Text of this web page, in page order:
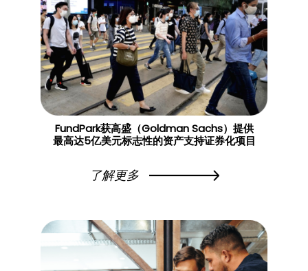
FundPark获高盛（Goldman Sachs）提供
最高达5亿美元标志性的资产支持证券化项目
了解更多